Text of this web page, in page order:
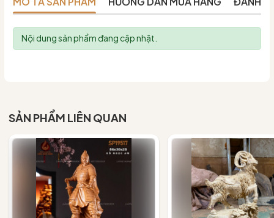
Nội dung sản phẩm đang cập nhật.
SẢN PHẨM LIÊN QUAN